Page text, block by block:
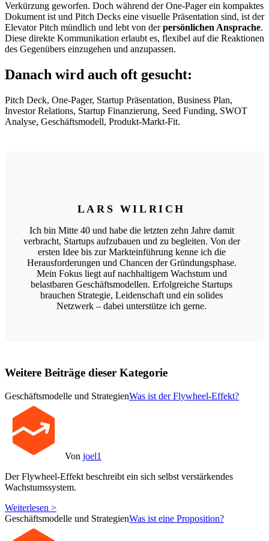
Verkürzung geworfen. Doch während der One-Pager ein kompaktes
Dokument ist und Pitch Decks eine visuelle Präsentation sind, ist der
Elevator Pitch mündlich und lebt von derpersönlichen Ansprache.
Diese direkte Kommunikation erlaubt es, flexibel auf die Reaktionen
des Gegenübers einzugehen und anzupassen.
Danach wird auch oft gesucht:
Pitch Deck, One-Pager, Startup Präsentation, Business Plan,
Investor Relations, Startup Finanzierung, Seed Funding, SWOT
Analyse, Geschäftsmodell, Produkt-Markt-Fit.
LARS WILRICH
Ich bin Mitte 40 und habe die letzten zehn Jahre damit
verbracht, Startups aufzubauen und zu begleiten. Von der
ersten Idee bis zur Markteinführung kenne ich die
Herausforderungen und Chancen der Gründungsphase.
Mein Fokus liegt auf nachhaltigem Wachstum und
belastbaren Geschäftsmodellen. Erfolgreiche Startups
brauchen Strategie, Leidenschaft und ein solides
Netzwerk – dabei unterstütze ich gerne.
Weitere Beiträge dieser Kategorie
Geschäftsmodelle und StrategienWas ist der Flywheel-Effekt?
Von joel1
Der Flywheel-Effekt beschreibt ein sich selbst verstärkendes
Wachstumssystem.
Weiterlesen >
Geschäftsmodelle und StrategienWas ist eine Proposition?